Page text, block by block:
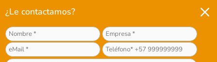
¿Le contactamos? M